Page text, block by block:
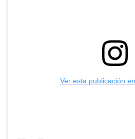
Ver esta publicación